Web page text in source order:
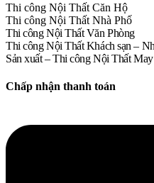
Thi công Nội Thất Căn Hộ
Thi công Nội Thất Nhà Phố
Thi công Nội Thất Văn Phòng
Thi công Nội Thất Khách sạn –
Sản xuất – Thi công Nội Thất
Chấp nhận thanh toán